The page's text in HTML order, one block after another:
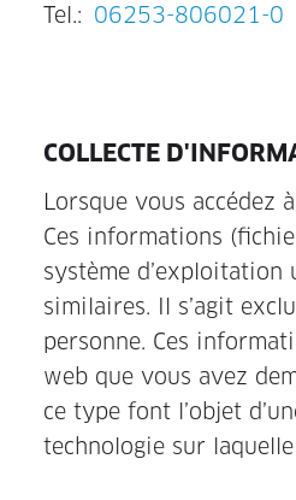
Tel.: 06253-806021-0
COLLECTE
Lorsque vous accédez
Ces informations
système
similaires. Il s’agit
personne. Ces
web que vous avez
ce type font l’objet
technologie sur